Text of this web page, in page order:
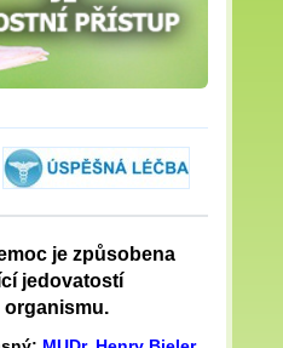
je způsobena
jedovatostí
organismu.